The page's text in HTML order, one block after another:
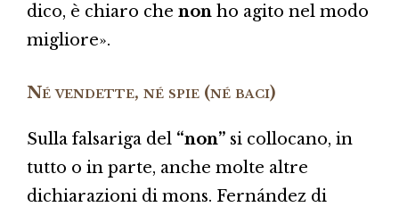
dico, è chiaro che non ho agito nel modo
migliore».
Né vendette, né spie (né baci)
Sulla falsariga del “non” si collocano, in
tutto o in parte, anche molte altre
dichiarazioni di mons. Fernández di